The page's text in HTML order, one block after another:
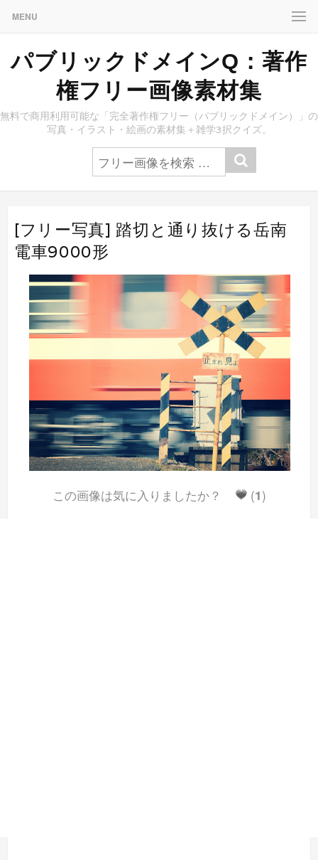
MENU
パブリックドメインQ：著作
権フリー画像素材集
無料で商用利用可能な「完全著作権フリー（パブリックドメイン）」の
写真・イラスト・絵画の素材集＋雑学3択クイズ。
[フリー写真] 踏切と通り抜ける岳南
電車9000形
この画像は気に入りましたか？ (1)